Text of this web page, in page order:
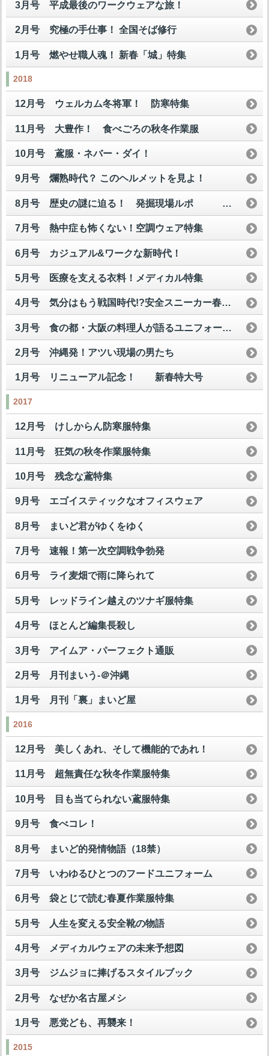
3月号 平成最後のワークウェアな旅！
2月号 究極の手仕事！ 全国そば修行
1月号 燃やせ職人魂！ 新春「城」特集
2018
12月号 ウェルカム冬将軍！ 防寒特集
11月号 大豊作！ 食べごろの秋冬作業服
10月号 鳶服・ネバー・ダイ！
9月号 爛熟時代？ このヘルメットを見よ！
8月号 歴史の謎に迫る！ 発掘現場ルポ
7月号 熱中症も怖くない！空調ウェア特集
6月号 カジュアル&ワークな新時代！
5月号 医療を支える衣料！メディカル特集
4月号 気分はもう戦国時代!?安全スニーカー春の陣
3月号 食の都・大阪の料理人が語るユニフォームの美学！
2月号 沖縄発！アツい現場の男たち
1月号 リニューアル記念！ 新春特大号
2017
12月号 けしからん防寒服特集
11月号 狂気の秋冬作業服特集
10月号 残念な鳶特集
9月号 エゴイスティックなオフィスウェア
8月号 まいど君がゆくをゆく
7月号 速報！第一次空調戦争勃発
6月号 ライ麦畑で雨に降られて
5月号 レッドライン越えのツナギ服特集
4月号 ほとんど編集長殺し
3月号 アイムア・パーフェクト通販
2月号 月刊まいう-＠沖縄
1月号 月刊「裏」まいど屋
2016
12月号 美しくあれ、そして機能的であれ！
11月号 超無責任な秋冬作業服特集
10月号 目も当てられない鳶服特集
9月号 食べコレ！
8月号 まいど的発情物語（18禁）
7月号 いわゆるひとつのフードユニフォーム
6月号 袋とじで読む春夏作業服特集
5月号 人生を変える安全靴の物語
4月号 メディカルウェアの未来予想図
3月号 ジムジョに捧げるスタイルブック
2月号 なぜか名古屋メシ
1月号 悪党ども、再襲来！
2015